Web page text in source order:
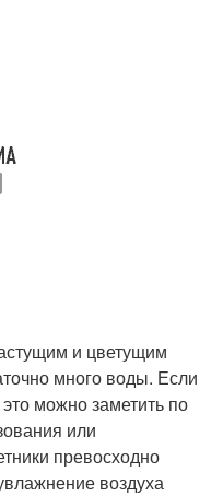
и цветущим
много воды. Если
можно заметить по
или
превосходно
воздуха